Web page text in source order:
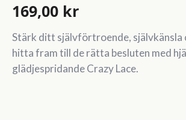
169,00 kr
Stärk ditt självförtroende, självkänsla
hitta fram till de rätta besluten med
glädjespridande Crazy Lace.